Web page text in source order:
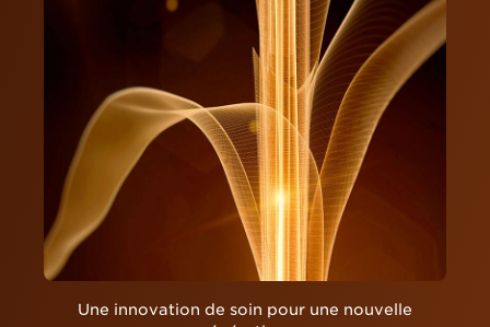
Une innovation de soin pour une nouvelle